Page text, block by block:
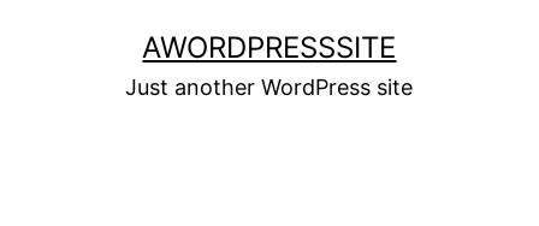
AWORDPRESSSITE
Just another WordPress site